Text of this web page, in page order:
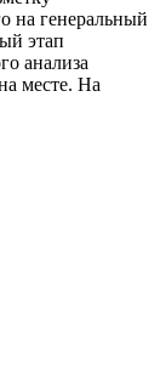
на генеральный
этап
анализа
месте. На